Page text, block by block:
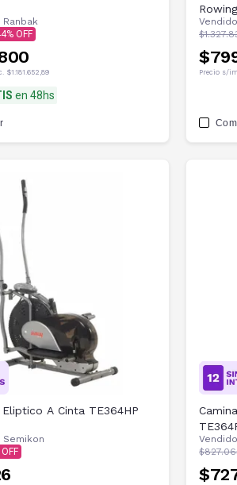
Ranbak
$1.181.652,89
en 48hs
Precio s/
A Cinta TE364HP
Semikon